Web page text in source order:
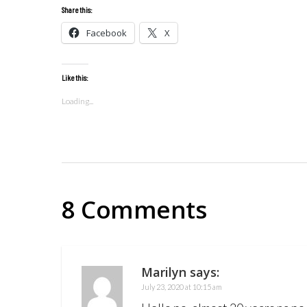
Share this:
Facebook X
Like this:
Loading...
8 Comments
Marilyn says:
July 23, 2020 at 10:15 am